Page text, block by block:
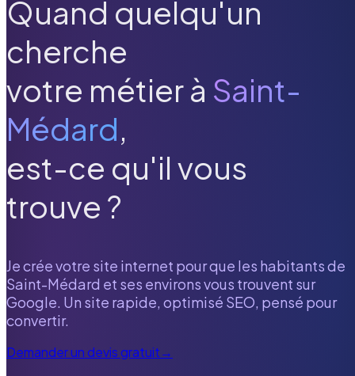
Quand quelqu'un
cherche
votre métier à Saint-
Médard,
est-ce qu'il vous
trouve ?
Je crée votre site internet pour que les habitants de
Saint-Médard et ses environs vous trouvent sur
Google. Un site rapide, optimisé SEO, pensé pour
convertir.
Demander un devis gratuit→